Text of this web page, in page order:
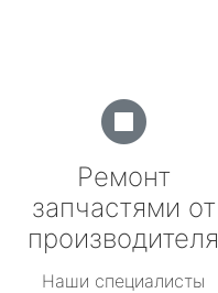
Ремонт
запчастями от
производителя
Наши специалисты